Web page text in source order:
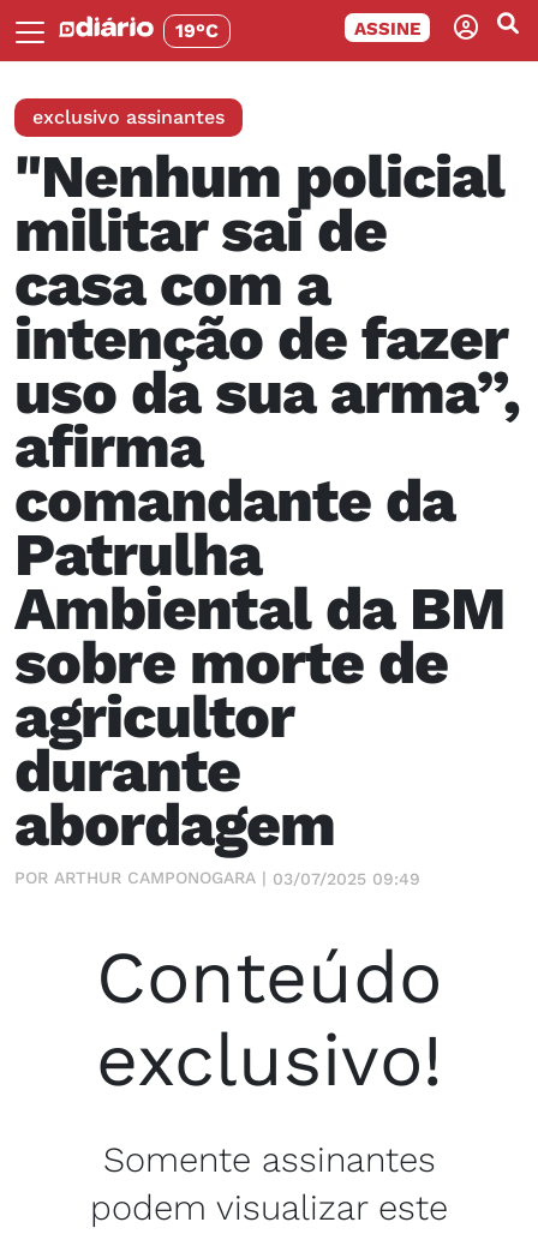
19°C ASSINE
exclusivo assinantes
"Nenhum policial
militar sai de
casa com a
intenção de fazer
uso da sua arma”,
afirma
comandante da
Patrulha
Ambiental da BM
sobre morte de
agricultor
durante
abordagem
POR ARTHUR CAMPONOGARA | 03/07/2025 09:49
Conteúdo
exclusivo!
Somente assinantes
podem visualizar este